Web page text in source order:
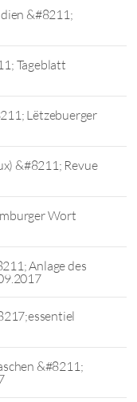
&#8211;
Tageblatt
Lëtzebuerger
&#8211; Revue
Wort
Anlage des
&#8211;